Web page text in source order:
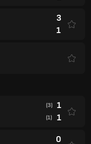
3
1
(3) 1
(1) 1
0